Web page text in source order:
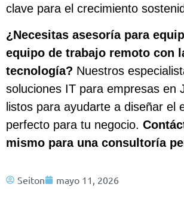
clave para el crecimiento
¿Necesitas asesoría para
equipo de trabajo remoto con
tecnología? Nuestros
soluciones IT para empresas en
listos para ayudarte a diseñar el
perfecto para tu negocio.
mismo para una consultoría
Seiton mayo 11, 2026